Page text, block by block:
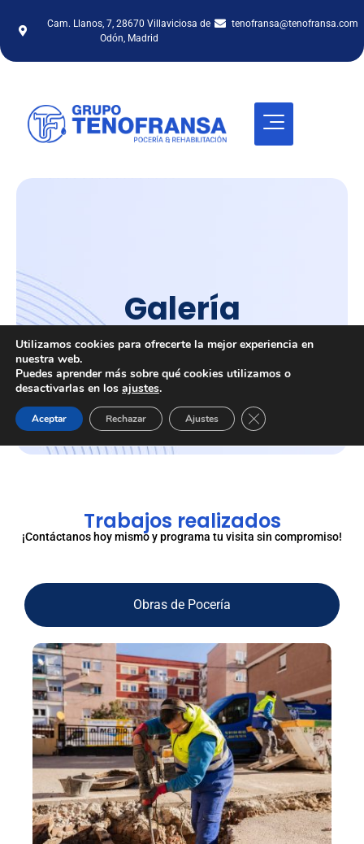
Cam. Llanos, 7, 28670 Villaviciosa de
Odón, Madrid
tenofransa@tenofransa.com
Galería
Inicio/Galería
Trabajos realizados
¡Contáctanos hoy mismo y programa tu visita sin compromiso!
Obras de Pocería
Utilizamos cookies para ofrecerte la mejor experiencia en
nuestra web.
Puedes aprender más sobre qué cookies utilizamos o
desactivarlas en los ajustes.
Aceptar Rechazar Ajustes Cerrar el banner de